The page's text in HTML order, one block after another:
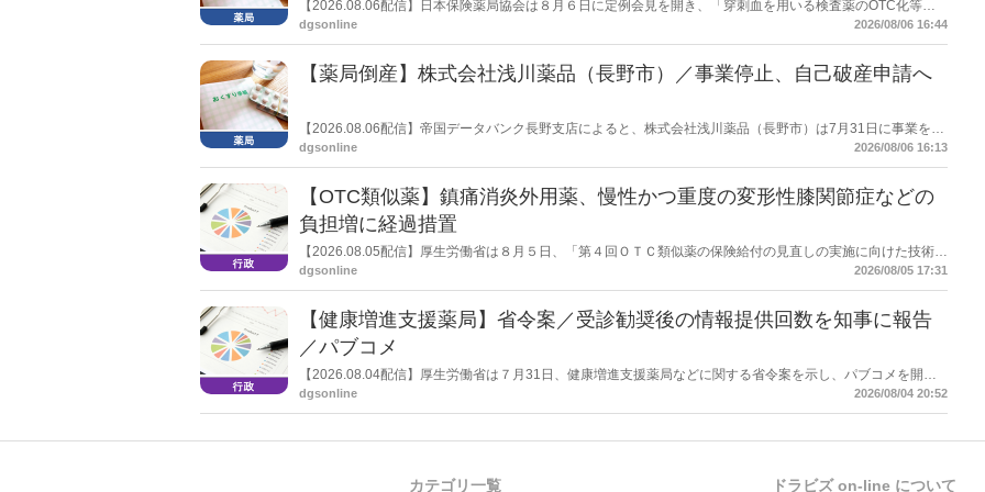
【2026.08.06配信】日本保険薬局協会は８月６日に定例会見を開き、「穿刺血を用いる検査薬のOTC化等に
関する要望書」を厚生労働省 医薬局長宛に提出したことを説明した。
dgsonline 2026/08/06 16:44
【薬局倒産】株式会社浅川薬品（長野市）／事業停止、自己破産申請へ
【2026.08.06配信】帝国データバンク長野支店によると、株式会社浅川薬品（長野市）は7月31日に事業を停
止し、自己破産申請の準備に入った。
dgsonline 2026/08/06 16:13
【OTC類似薬】鎮痛消炎外用薬、慢性かつ重度の変形性膝関節症などの
負担増に経過措置
【2026.08.05配信】厚生労働省は８月５日、「第４回ＯＴＣ類似薬の保険給付の見直しの実施に向けた技術的
検討会」を開催。「中間とりまとめ（案）」を提示し了承した。今後、社会保障審議会医療保険部会等に報告
dgsonline 2026/08/05 17:31
【健康増進支援薬局】省令案／受診勧奨後の情報提供回数を知事に報告
／パブコメ
【2026.08.04配信】厚生労働省は７月31日、健康増進支援薬局などに関する省令案を示し、パブコメを開始
した。受診勧奨を行った後に、当該医療機関や連携機関に対して、利用者の相談内容や薬剤及び医薬品に関す
dgsonline 2026/08/04 20:52
カテゴリ一覧 ドラビズ on-line について